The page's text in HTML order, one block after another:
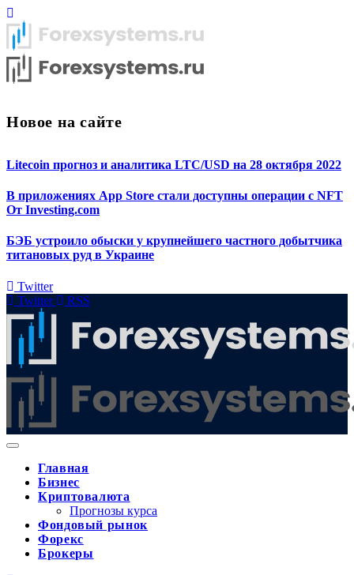
Новое на сайте
Litecoin прогноз и аналитика LTC/USD на 28 октября 2022
В приложениях App Store стали доступны операции с NFT
От Investing.com
БЭБ устроило обыски у крупнейшего частного добытчика
титановых руд в Украине
Twitter
Twitter
RSS
Главная
Бизнес
Криптовалюта
Прогнозы курса
Фондовый рынок
Форекс
Брокеры